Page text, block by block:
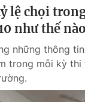
English
lệ chọi
như thế
những thông
trong mỗi kỳ